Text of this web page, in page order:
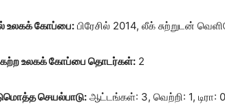
உலகக் கோப்பை: பிரேசில் 2014, லீக் சுற்றுடன்
உலகக் கோப்பை தொடர்கள்: 2
செயல்பாடு: ஆட்டங்கள்: 3, வெற்றி: 1,